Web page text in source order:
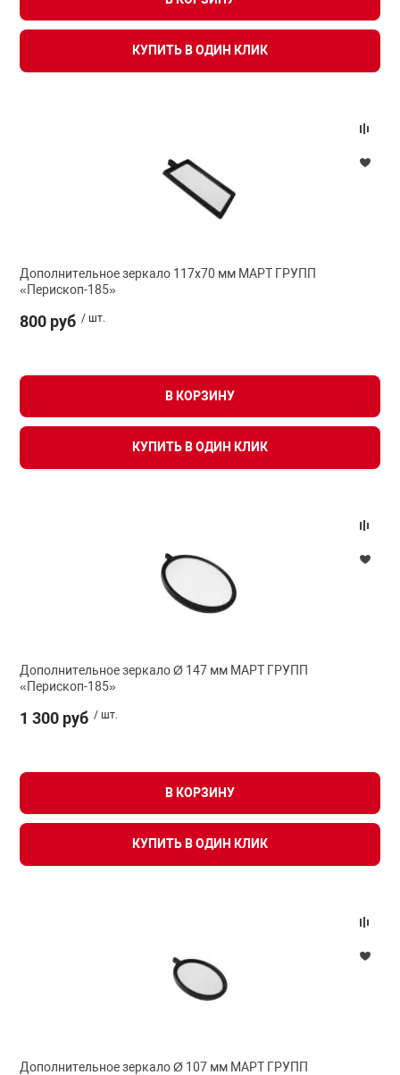
КУПИТЬ В ОДИН КЛИК
Дополнительное зеркало 117x70 мм МАРТ ГРУПП
«Перископ-185»
800 руб / шт.
В КОРЗИНУ
КУПИТЬ В ОДИН КЛИК
Дополнительное зеркало Ø 147 мм МАРТ ГРУПП
«Перископ-185»
1 300 руб / шт.
В КОРЗИНУ
КУПИТЬ В ОДИН КЛИК
Дополнительное зеркало Ø 107 мм МАРТ ГРУПП